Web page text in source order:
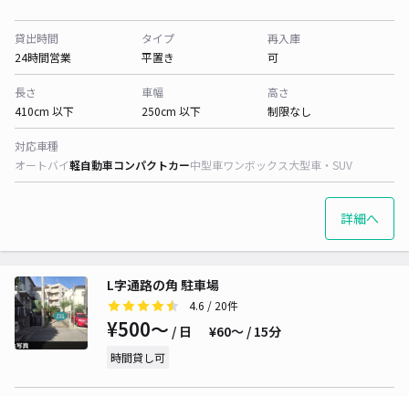
貸出時間
24時間営業
タイプ
平置き
再入庫
可
長さ
410cm 以下
車幅
250cm 以下
高さ
制限なし
対応車種
オートバイ軽自動車コンパクトカー中型車ワンボックス大型車・SUV
詳細へ
L字通路の角 駐車場
4.6 / 20件
¥500〜 / 日 ¥60〜 / 15分
時間貸し可